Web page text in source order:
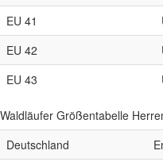
EU 41
EU 42
EU 43
Waldläufer Größentabelle
Deutschland